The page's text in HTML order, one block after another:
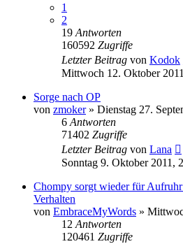
1
2
19 Antworten
160592 Zugriffe
Letzter Beitrag von Kodok
Mittwoch 12. Oktober
Sorge nach OP
von zmoker» Dienstag 27.
6 Antworten
71402 Zugriffe
Letzter Beitrag von Lana
Sonntag 9. Oktober 2011,
Chompy sorgt wieder für
Verhalten
von EmbraceMyWords »
12 Antworten
120461 Zugriffe